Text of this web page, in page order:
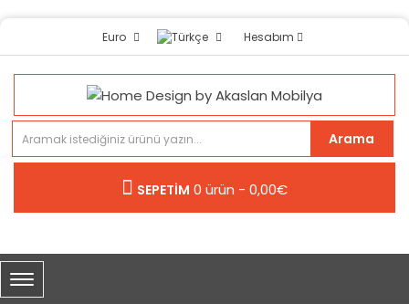
Euro Hesabım
Arama
SEPETİM 0 ürün - 0,00€